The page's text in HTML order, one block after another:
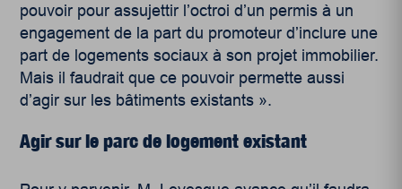
pouvoir pour assujettir l’octroi d’un permis à un
engagement de la part du promoteur d’inclure une
part de logements sociaux à son projet immobilier.
Mais il faudrait que ce pouvoir permette aussi
d’agir sur les bâtiments existants ».
Agir sur le parc de logement existant